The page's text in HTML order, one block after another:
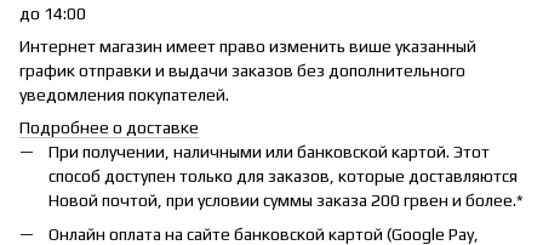
до 14:00
Интернет магазин имеет право изменить више указанный
график отправки и выдачи заказов без дополнительного
уведомления покупателей.
Подробнее о доставке
При получении, наличными или банковской картой. Этот
способ доступен только для заказов, которые доставляются
Новой почтой, при условии суммы заказа 200 грвен и более.*
Онлайн оплата на сайте банковской картой (Google Pay,